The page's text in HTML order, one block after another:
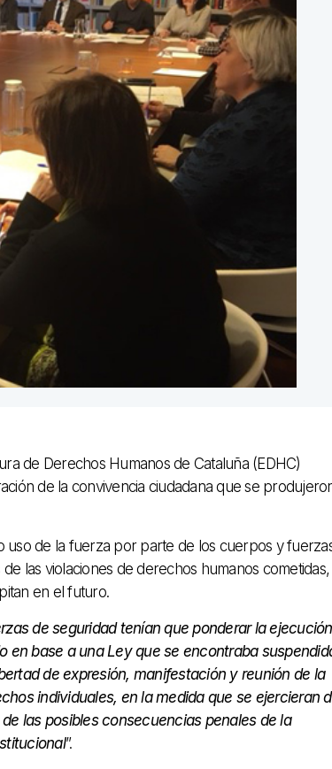
de Derechos Humanos de Cataluña (EDHC)
de la convivencia ciudadana que se
uso de la fuerza por parte de los cuerpos y
las violaciones de derechos humanos cometidas,
en el futuro.
de seguridad tenían que ponderar la ejecución
base a una Ley que se encontraba
de expresión, manifestación y reunión de la
individuales, en la medida que se ejercieran
las posibles consecuencias penales de la
”.